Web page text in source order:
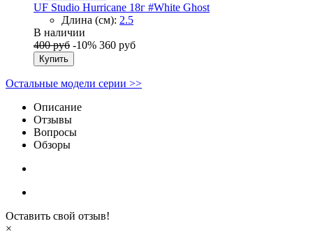
UF Studio Hurricane 18г #White Ghost
Длина (см): 2.5
В наличии
400 руб -10% 360 руб
Купить
Остальные модели серии >>
Описание
Отзывы
Вопросы
Обзоры
Оставить свой отзыв!
×